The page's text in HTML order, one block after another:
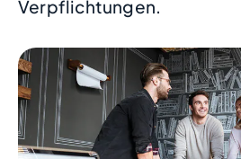
Verpflichtungen.